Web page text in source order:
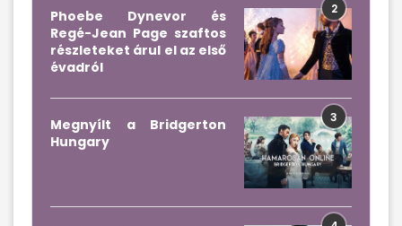
2
Phoebe Dynevor és
Regé-Jean Page szaftos
részleteket árul el az első
évadról
3
Megnyílt a Bridgerton
Hungary